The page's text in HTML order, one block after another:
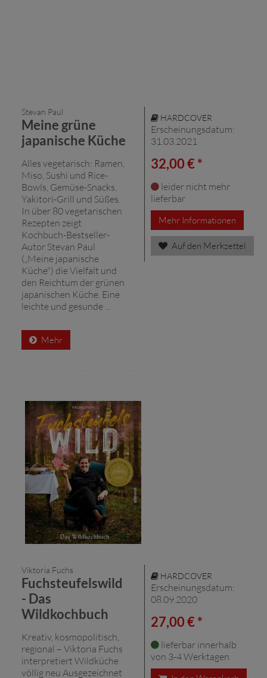
Stevan Paul
Meine grüne
japanische Küche
Alles vegetarisch: Ramen,
Miso, Sushi und Rice-
Bowls, Gemüse-Snacks,
Yakitori-Grill und Süßes.
In über 80 vegetarischen
Rezepten zeigt
Kochbuch-Bestseller-
Autor Stevan Paul
(„Meine japanische
Küche") die Vielfalt und
den Reichtum der grünen
japanischen Küche. Eine
leichte und gesunde ...
Mehr
HARDCOVER
Erscheinungsdatum:
31.03.2021
32,00 € *
leider nicht mehr
lieferbar
Mehr Informationen
Auf den Merkzettel
Viktoria Fuchs
Fuchsteufelswild
- Das
Wildkochbuch
Kreativ, kosmopolitisch,
regional – Viktoria Fuchs
interpretiert Wildküche
völlig neu Ausgezeichnet
HARDCOVER
Erscheinungsdatum:
08.09.2020
27,00 € *
lieferbar innerhalb
von 3-4 Werktagen